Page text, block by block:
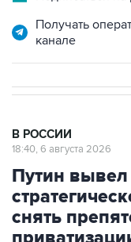
Путин вывел
снять